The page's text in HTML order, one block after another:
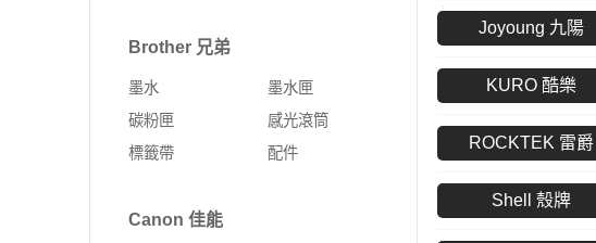
配件
LaserJet Pro
LaserJet Enterprise
OfficeJet Pro
Fujifilm 富士軟片
印表機
Kyocera 京瓷
彩色多功能複合機
Leadtek 麗臺
行動工作站
DELL 戴爾
熱感應標籤機
ASUS 華碩
商務用螢幕
MSI 微星
UMAX 世成
Kodak 柯
光纖收發器
電源供應器
行動通訊室內訊號覆蓋
電力線網路設備
VIVITEK 麗訊
Hytera
數位
Brother 兄弟
墨水
墨水匣
碳粉匣
感光滾筒
標籤帶
配件
Canon 佳能
Joyoung 九陽
KURO 酷樂
ROCKTEK 雷爵
Shell 殼牌